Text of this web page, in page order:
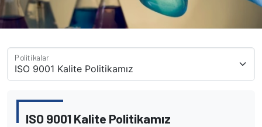
Politikalar
ISO 9001 Kalite Politikamız